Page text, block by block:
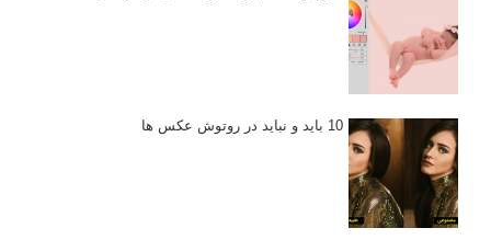
10 باید و نباید در روتوش عکس ها